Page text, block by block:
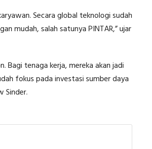
Secara global teknologi sudah
mudah, salah satunya PINTAR,” ujar
Bagi tenaga kerja, mereka akan jadi
fokus pada investasi sumber daya
Sinder.